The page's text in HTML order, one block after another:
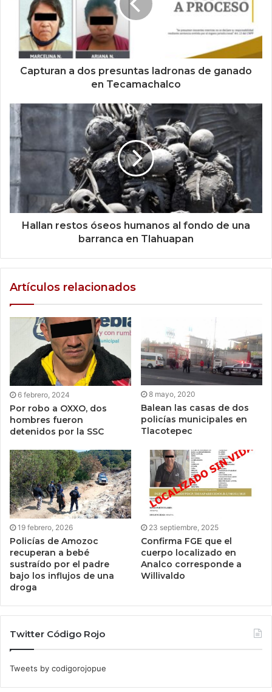
Capturan a dos presuntas ladronas de ganado
en Tecamachalco
Hallan restos óseos humanos al fondo de una
barranca en Tlahuapan
Artículos relacionados
6 febrero, 2024
Por robo a OXXO, dos
hombres fueron
detenidos por la SSC
8 mayo, 2020
Balean las casas de dos
policías municipales en
Tlacotepec
19 febrero, 2026
Policías de Amozoc
recuperan a bebé
sustraído por el padre
bajo los influjos de una
droga
23 septiembre, 2025
Confirma FGE que el
cuerpo localizado en
Analco corresponde a
Willivaldo
Twitter Código Rojo
Tweets by codigorojopue